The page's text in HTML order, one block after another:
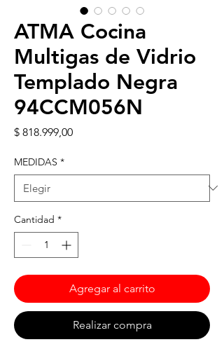
ATMA Cocina
Multigas de Vidrio
Templado Negra
94CCM056N
$ 818.999,00Precio
MEDIDAS *
Cantidad *
Agregar al carrito
Realizar compra